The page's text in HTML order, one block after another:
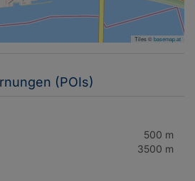
Tiles ©basemap.at
(POIs)
500 m
3500 m